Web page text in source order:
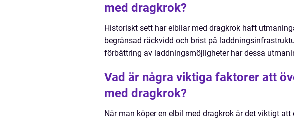
med dragkrok?
Historiskt sett har elbilar med dragkrok haft
begränsad räckvidd och brist på
förbättring av laddningsmöjligheter har dessa
Vad är några viktiga faktorer att
med dragkrok?
När man köper en elbil med dragkrok är det viktigt